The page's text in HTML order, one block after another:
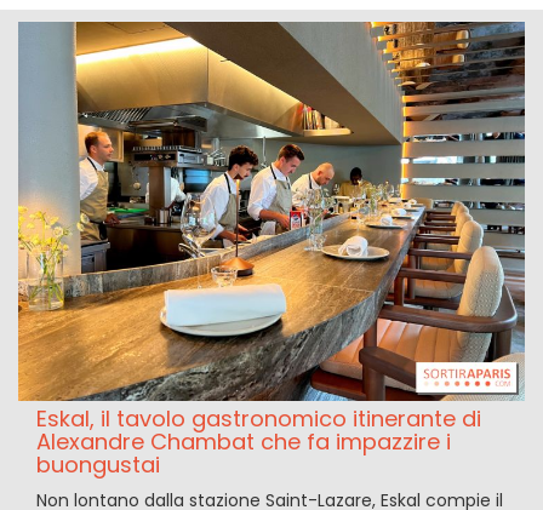
Eskal, il tavolo gastronomico itinerante di
Alexandre Chambat che fa impazzire i
buongustai
Non lontano dalla stazione Saint-Lazare, Eskal compie il